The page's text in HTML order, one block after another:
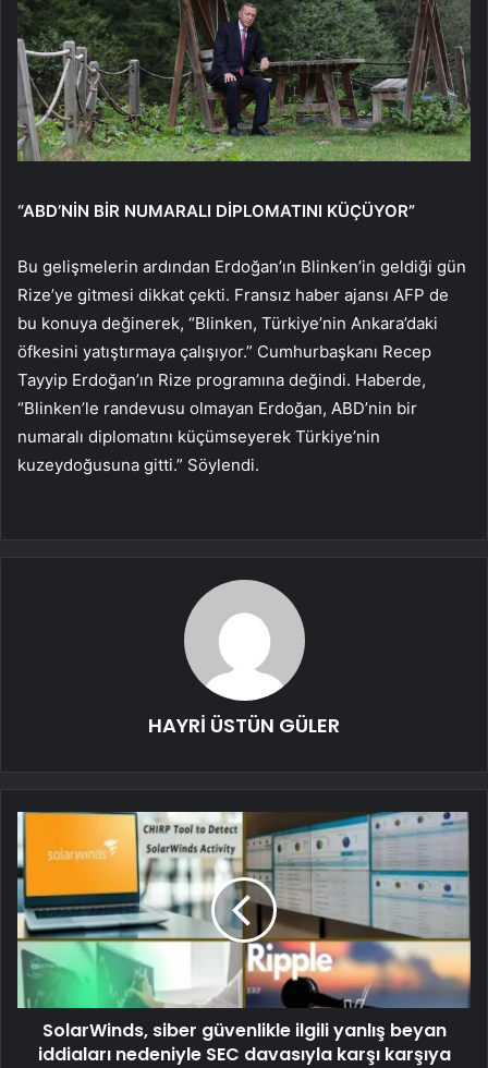
“ABD’NİN BİR NUMARALI DİPLOMATINI KÜÇÜYOR”
Bu gelişmelerin ardından Erdoğan’ın Blinken’in geldiği gün
Rize’ye gitmesi dikkat çekti. Fransız haber ajansı AFP de
bu konuya değinerek, “Blinken, Türkiye’nin Ankara’daki
öfkesini yatıştırmaya çalışıyor.” Cumhurbaşkanı Recep
Tayyip Erdoğan’ın Rize programına değindi. Haberde,
“Blinken’le randevusu olmayan Erdoğan, ABD’nin bir
numaralı diplomatını küçümseyerek Türkiye’nin
kuzeydoğusuna gitti.” Söylendi.
HAYRİ ÜSTÜN GÜLER
SolarWinds, siber güvenlikle ilgili yanlış beyan
iddiaları nedeniyle SEC davasıyla karşı karşıya